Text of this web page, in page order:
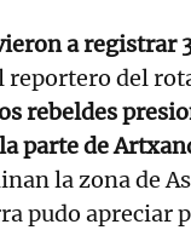
a registrar
reportero del
rebeldes
parte de
la zona de
pudo apreciar